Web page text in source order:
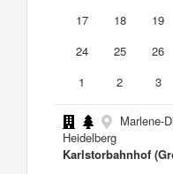
17
18 19
24
25 26
1
2 3
Marlene-
Heidelberg
Karlstorbahnhof